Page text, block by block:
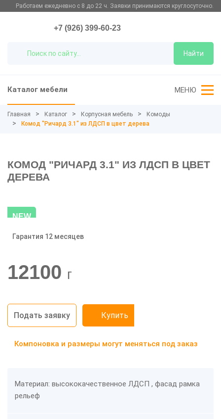
Работаем ежедневно с 8 до 22 ч. Заявки принимаются круглосуточно.
Найти
+7 (926) 399-60-23
Каталог мебели МЕНЮ
Главная Каталог Корпусная мебель
Комоды
Комод "Ричард 3.1" из ЛДСП в цвет дерева
КОМОД "РИЧАРД 3.1" ИЗ ЛДСП В ЦВЕТ
ДЕРЕВА
NEW
-20%
Гарантия 12 месяцев
12100 г
Подать заявку Купить
Компоновка и размеры могут меняться под заказ
Материал: высококачественное ЛДСП , фасад рамка
рельеф